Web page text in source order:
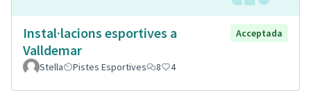
Instal·lacions esportives a
Valldemar
Acceptada
Stella Pistes Esportives 8 4